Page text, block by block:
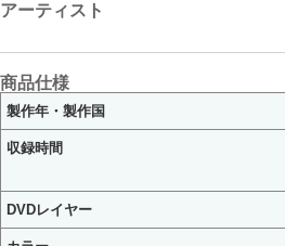
アーティスト
商品仕様
製作年・製作国
収録時間
DVDレイヤー